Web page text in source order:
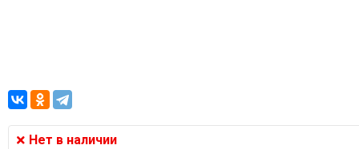
Нет в наличии